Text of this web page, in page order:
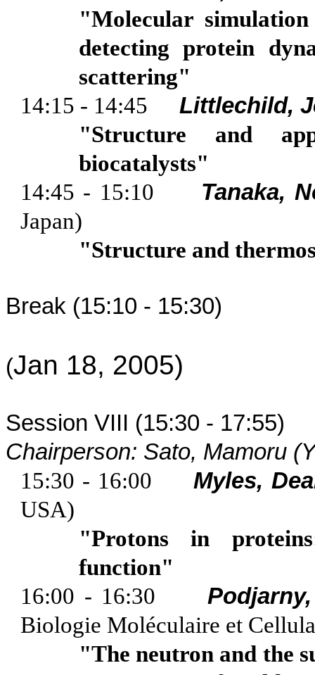
"Molecular
detecting protein
scattering"
14:15 - 14:45
Littlechild,
"Structure and
biocatalysts"
14:45 - 15:10
Tanaka,
Japan)
"Structure and
Break (15:10 - 15:30)
(Jan 18, 2005)
Session VIII (15:30 - 17:55)
Chairperson: Sato, Mamoru (
15:30 - 16:00
Myles,
USA)
"Protons in
function"
16:00 - 16:30
Podjarny
Biologie Moléculaire et
"The neutron and the